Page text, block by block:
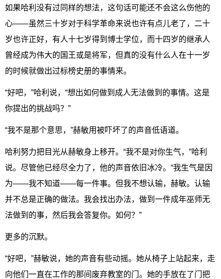
如果哈利没有过同样的想法，这句话可能还不会这么伤他的
心——虽然三十岁对于科学革命来说也许有点儿老了，二十
岁也许正好，有人十七岁得到博士学位，而十四岁的继承人
曾经成为伟大的国王或是将军，但真的没有什么人在十一岁
的时候就做出过标榜史册的事情来。
“好吧，”哈利说，“想出如何做到成人无法做到的事情。这是
你提出的挑战吗？”
“我不是那个意思，”赫敏用被吓坏了的声音低语道。
哈利努力把目光从赫敏身上移开。“我不是对你生气，”哈利
说。尽管他已经尽全力了，他的声音依旧冰冷。“我生气是因
为——我不知道——每一件事。但我不想认输，赫敏。认输
并不总是正确的做法。我会找出办法，做到一件成年巫师无
法做到的事，然后我会答复你。如何？”
更多的沉默。
“好吧，”赫敏说，她的声音有些动摇。她从椅子上站起来，走
向他们一直在工作的那间废弃教室的门。她的手放在了门把